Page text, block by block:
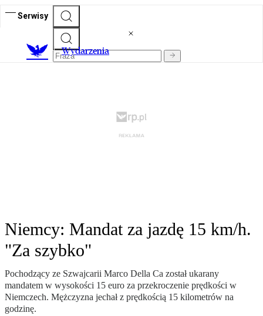
Serwisy
Wydarzenia
Niemcy: Mandat za jazdę 15 km/h.
"Za szybko"
Pochodzący ze Szwajcarii Marco Della Ca został ukarany
mandatem w wysokości 15 euro za przekroczenie prędkości w
Niemczech. Mężczyzna jechał z prędkością 15 kilometrów na
godzinę.